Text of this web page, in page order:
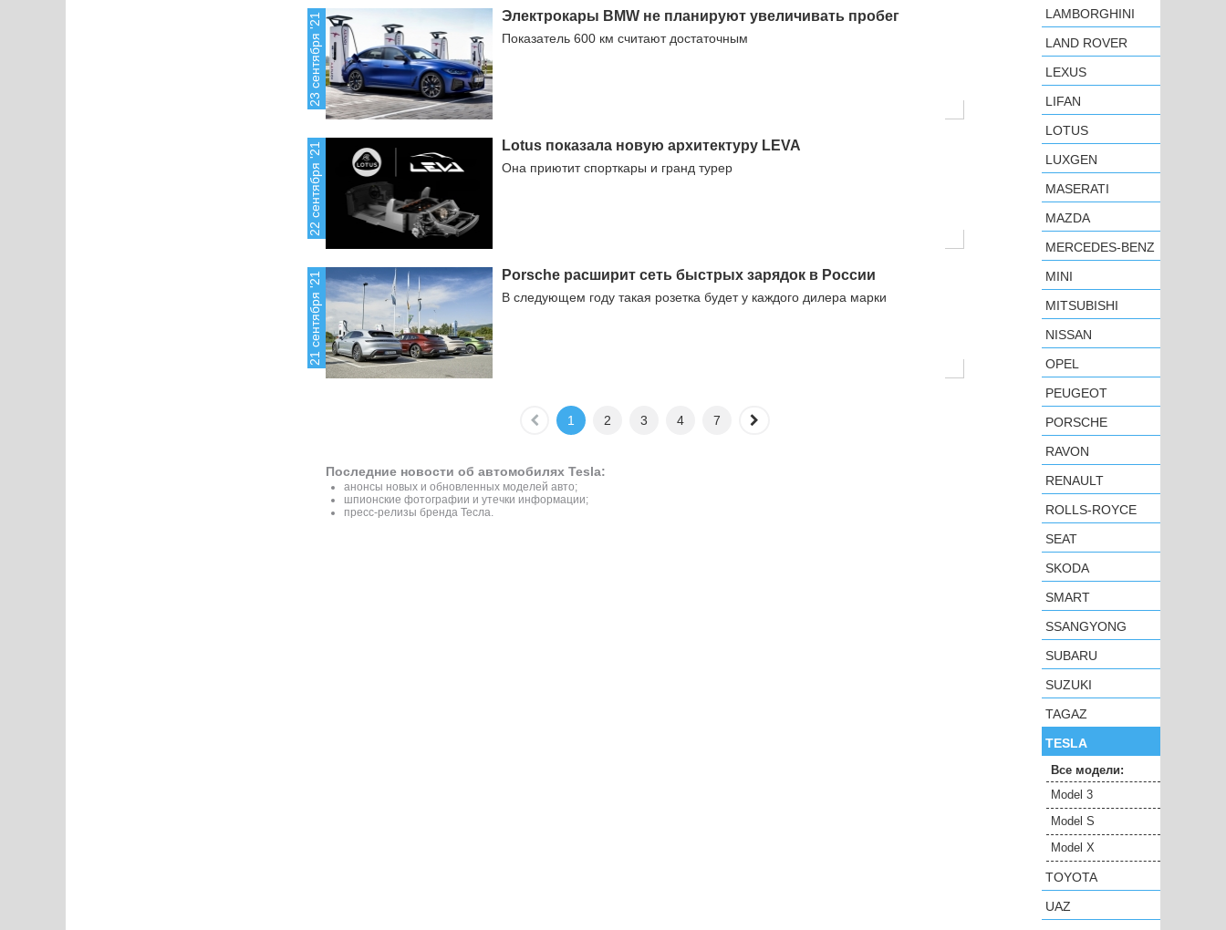
23 сентября '21 Электрокары BMW не планируют увеличивать пробег
Показатель 600 км считают достаточным
22 сентября '21 Lotus показала новую архитектуру LEVA
Она приютит спорткары и гранд турер
21 сентября '21 Porsche расширит сеть быстрых зарядок в России
В следующем году такая розетка будет у каждого дилера марки
1 2 3 4 7
Последние новости об автомобилях Tesla:
анонсы новых и обновленных моделей авто;
шпионские фотографии и утечки информации;
пресс-релизы бренда Тесла.
LAMBORGHINI
LAND ROVER
LEXUS
LIFAN
LOTUS
LUXGEN
MASERATI
MAZDA
MERCEDES-BENZ
MINI
MITSUBISHI
NISSAN
OPEL
PEUGEOT
PORSCHE
RAVON
RENAULT
ROLLS-ROYCE
SEAT
SKODA
SMART
SSANGYONG
SUBARU
SUZUKI
TAGAZ
TESLA
Все модели:
Model 3
Model S
Model X
TOYOTA
UAZ